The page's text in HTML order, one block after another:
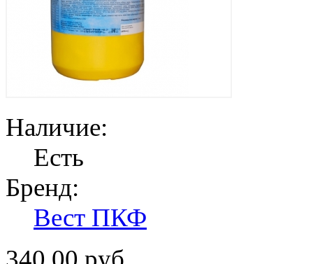
Наличие:
Есть
Бренд:
Вест ПКФ